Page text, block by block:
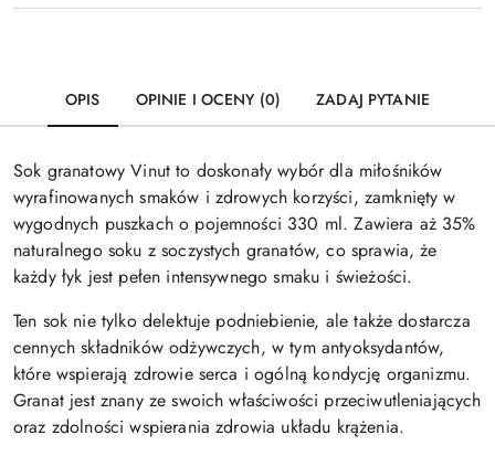
OPIS OPINIE I OCENY (0) ZADAJ PYTANIE
Sok granatowy Vinut to doskonały wybór dla miłośników
wyrafinowanych smaków i zdrowych korzyści, zamknięty w
wygodnych puszkach o pojemności 330 ml. Zawiera aż 35%
naturalnego soku z soczystych granatów, co sprawia, że
każdy łyk jest pełen intensywnego smaku i świeżości.
Ten sok nie tylko delektuje podniebienie, ale także dostarcza
cennych składników odżywczych, w tym antyoksydantów,
które wspierają zdrowie serca i ogólną kondycję organizmu.
Granat jest znany ze swoich właściwości przeciwutleniających
oraz zdolności wspierania zdrowia układu krążenia.